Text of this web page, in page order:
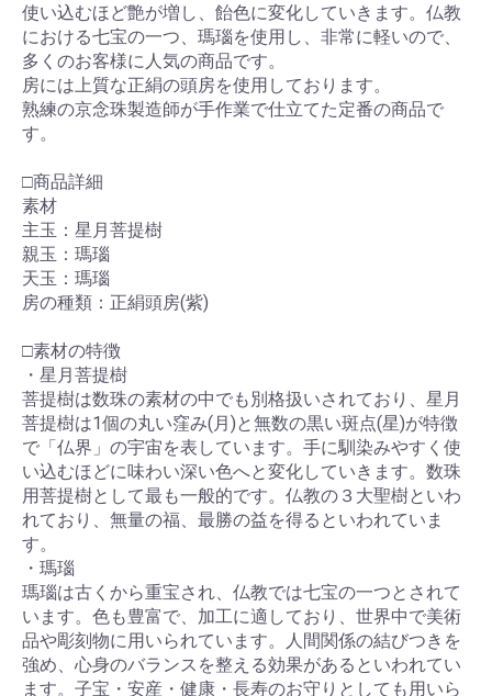
使い込むほど艶が増し、飴色に変化していきます。仏教
における七宝の一つ、瑪瑙を使用し、非常に軽いので、
多くのお客様に人気の商品です。
房には上質な正絹の頭房を使用しております。
熟練の京念珠製造師が手作業で仕立てた定番の商品で
す。
□商品詳細
素材
主玉：星月菩提樹
親玉：瑪瑙
天玉：瑪瑙
房の種類：正絹頭房(紫)
□素材の特徴
・星月菩提樹
菩提樹は数珠の素材の中でも別格扱いされており、星月
菩提樹は1個の丸い窪み(月)と無数の黒い斑点(星)が特徴
で「仏界」の宇宙を表しています。手に馴染みやすく使
い込むほどに味わい深い色へと変化していきます。数珠
用菩提樹として最も一般的です。仏教の３大聖樹といわ
れており、無量の福、最勝の益を得るといわれていま
す。
・瑪瑙
瑪瑙は古くから重宝され、仏教では七宝の一つとされて
います。色も豊富で、加工に適しており、世界中で美術
品や彫刻物に用いられています。人間関係の結びつきを
強め、心身のバランスを整える効果があるといわれてい
ます。子宝・安産・健康・長寿のお守りとしても用いら